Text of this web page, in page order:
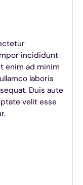
incididunt
enim ad minim
laboris
Duis aute
velit esse